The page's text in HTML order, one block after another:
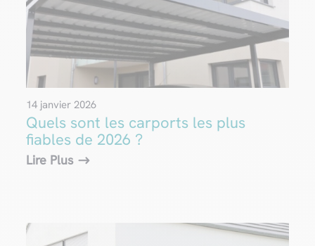
Quels sont les carports les plus
fiables de 2026 ?
14 janvier 2026
Lire Plus